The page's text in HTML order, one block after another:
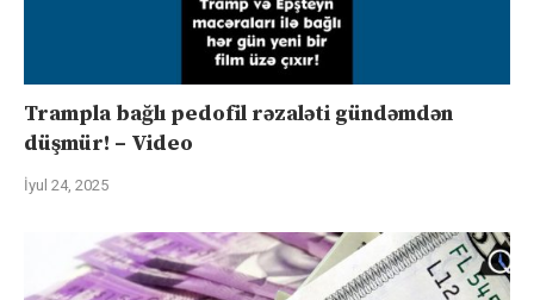
Trampla bağlı pedofil rəzaləti gündəmdən
düşmür! – Video
İyul 24, 2025